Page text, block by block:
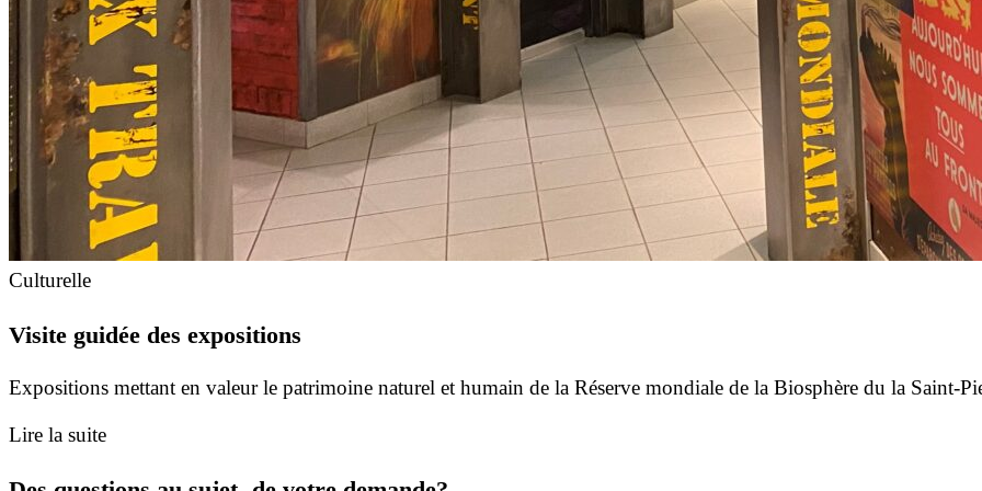
Culturelle
Visite guidée des expositions
Expositions mettant en valeur le patrimoine naturel et humain de la Réserve mondiale de la Biosphère du la Saint-
Lire la suite